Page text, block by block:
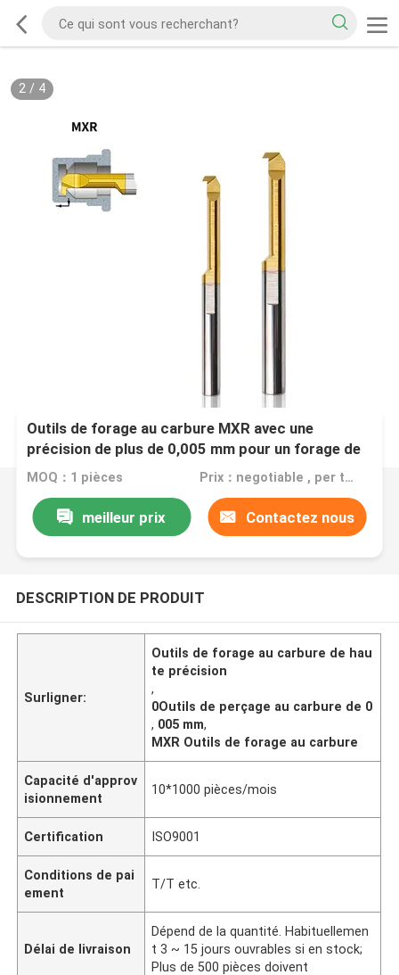
2/ 4
Outils de forage au carbure MXR avec une
précision de plus de 0,005 mm pour un forage de
haute précision
MOQ：1 pièces Prix：negotiable , per the quantity and specification of order
meilleur prix Contactez nous
DESCRIPTION DE PRODUIT
Surligner:
Outils de forage au carbure de hau
te précision
,
0Outils de perçage au carbure de 0
, 005 mm,
MXR Outils de forage au carbure
Capacité d'approv
isionnement
10*1000 pièces/mois
Certification ISO9001
Conditions de pai
ement
T/T etc.
Délai de livraison
Dépend de la quantité. Habituellemen
t 3 ~ 15 jours ouvrables si en stock;
Plus de 500 pièces doivent